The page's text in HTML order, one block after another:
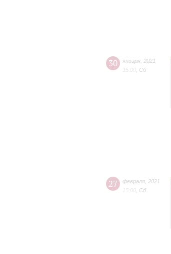
30 января 2021
15:00 Сб
27 февраля 2021
15:00 Сб